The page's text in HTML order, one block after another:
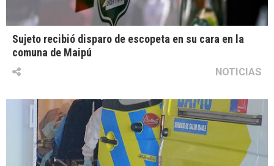
Sujeto recibió disparo de escopeta en su cara en la
comuna de Maipú
NOTICIAS